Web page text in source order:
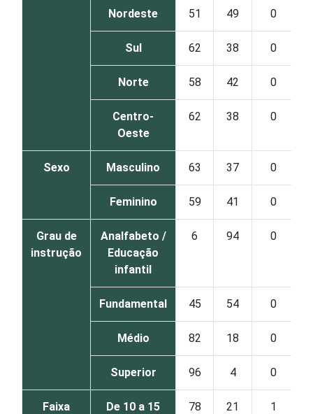
Nordeste 51 49 0
Sul 62 38 0
Norte 58 42 0
Centro-
Oeste
62 38 0
Sexo Masculino 63 37 0
Feminino 59 41 0
Grau de
instrução
Analfabeto /
Educação
infantil
6 94 0
Fundamental 45 54 0
Médio 82 18 0
Superior 96 4 0
Faixa
De 10 a 15
78 21 1